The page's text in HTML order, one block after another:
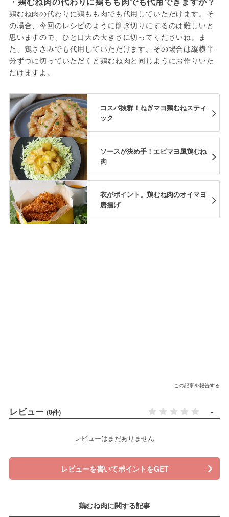
鶏むね肉の代わりに鶏もも肉でも代用していただけます。そ
の場合、今回のレシピのように削ぎ切りにするのは難しいと
思いますので、ひと口大の大きさに切ってくださいね。ま
た、鶏ささみでも代用していただけます。その場合は縦横半
分ずつに切っていただくと鶏むね肉と同じようにお作りいた
だけますよ。
コスパ抜群！ねぎマヨ鶏むねスティ
ック
ソースが決め手！エビマヨ風鶏むね
肉
衣がポイント。鶏むね肉のオイマヨ
唐揚げ
この記事を報告する
レビュー (0件) -
レビューはまだありません
レビューを書いてポイントをGET
鶏むね肉に関する記事